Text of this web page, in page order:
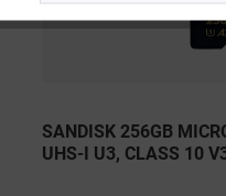
SANDISK 256GB
UHS-I U3, CLASS 10